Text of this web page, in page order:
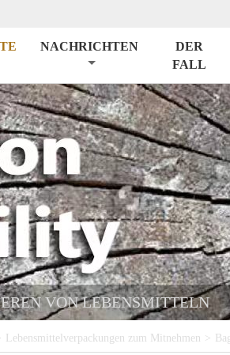
NACHRICHTEN
DER
FALL
VON LEBENSMITTELN
> Lebensmittelverpackungen zum Mitnehmen >